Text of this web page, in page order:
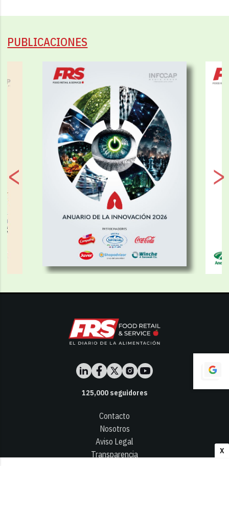
X
PUBLICACIONES
125,000seguidores
Contacto
Nosotros
Aviso Legal
Transparencia